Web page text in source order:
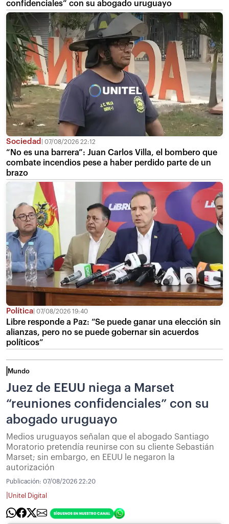
confidenciales” con su abogado uruguayo
Sociedad 07/08/2026 22:12
“No es una barrera”: Juan Carlos Villa, el bombero que
combate incendios pese a haber perdido parte de un
brazo
Política 07/08/2026 19:40
Libre responde a Paz: “Se puede ganar una elección sin
alianzas, pero no se puede gobernar sin acuerdos
políticos”
Mundo
Juez de EEUU niega a Marset
“reuniones confidenciales” con su
abogado uruguayo
Medios uruguayos señalan que el abogado Santiago
Moratorio pretendía reunirse con su cliente Sebastián
Marset; sin embargo, en EEUU le negaron la
autorización
Publicación: 07/08/2026 22:20
Unitel Digital